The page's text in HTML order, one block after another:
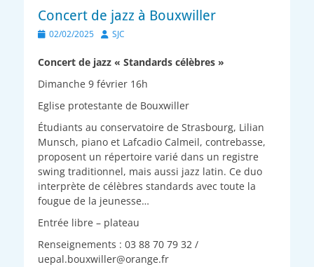
Concert de jazz à Bouxwiller
Posted
02/02/2025 Author
SJC
Concert de jazz « Standards célèbres »
Dimanche 9 février 16h
Eglise protestante de Bouxwiller
Étudiants au conservatoire de Strasbourg, Lilian
Munsch, piano et Lafcadio Calmeil, contrebasse,
proposent un répertoire varié dans un registre
swing traditionnel, mais aussi jazz latin. Ce duo
interprète de célèbres standards avec toute la
fougue de la jeunesse…
Entrée libre – plateau
Renseignements : 03 88 70 79 32 /
uepal.bouxwiller@orange.fr